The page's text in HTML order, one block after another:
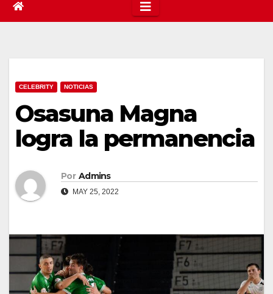
CELEBRITY NOTICIAS
Osasuna Magna
logra la permanencia
Por Admins
MAY 25, 2022